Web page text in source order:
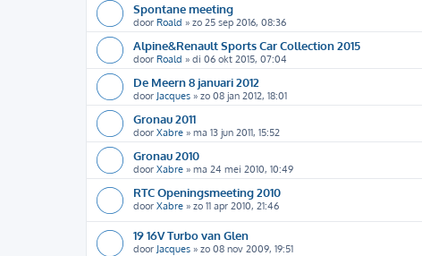
Spontane meeting
door Roald » zo 25 sep 2016, 08:36
Alpine&Renault Sports Car Collection 2015
door Roald » di 06 okt 2015, 07:04
De Meern 8 januari 2012
door Jacques » zo 08 jan 2012, 18:01
Gronau 2011
door Xabre » ma 13 jun 2011, 15:52
Gronau 2010
door Xabre » ma 24 mei 2010, 10:49
RTC Openingsmeeting 2010
door Xabre » zo 11 apr 2010, 21:46
19 16V Turbo van Glen
door Jacques » zo 08 nov 2009, 19:51